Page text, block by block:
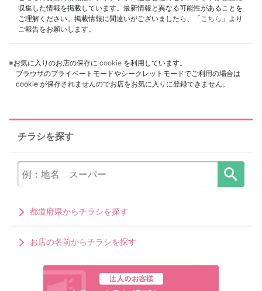
収集した情報を掲載しています。最新情報と異なる可能性があることを
ご理解ください。掲載情報に間違いがございましたら、「 こちら 」より
ご報告をお願いします。
※お気に入りのお店の保存に cookie を利用しています。
ブラウザのプライベートモードやシークレットモードでご利用の場合は
cookie が保存されませんのでお店をお気に入りに登録できません。
チラシを探す
都道府県からチラシを探す
お店の名前からチラシを探す